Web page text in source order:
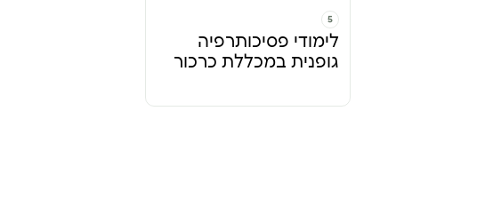
לימודי פסיכותרפיה
גופנית במכללת כרכור